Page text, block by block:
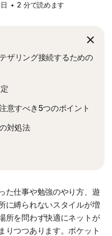
2 分で読めます
ザリング接続するための
意すべき5つのポイント
対処法
た仕事や勉強のやり方、遊
に縛られないスタイルが増
所を問わず快適にネットが
りつつあります。ポケット